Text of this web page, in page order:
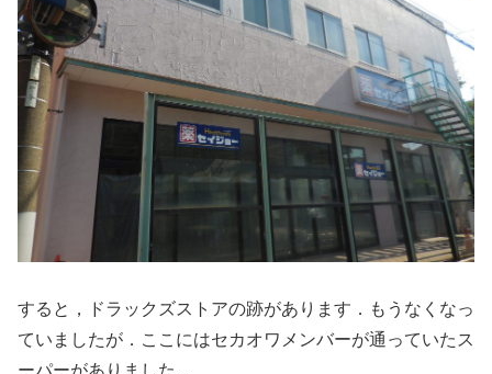
すると，ドラックズストアの跡があります．もうなくなっ
ていましたが．ここにはセカオワメンバーが通っていたス